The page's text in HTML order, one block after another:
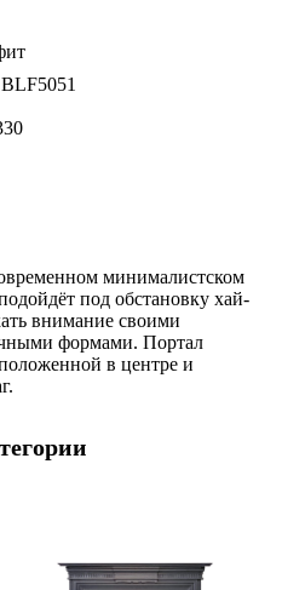
минималистском
под обстановку хай-
внимание своими
формами. Портал
в центре и